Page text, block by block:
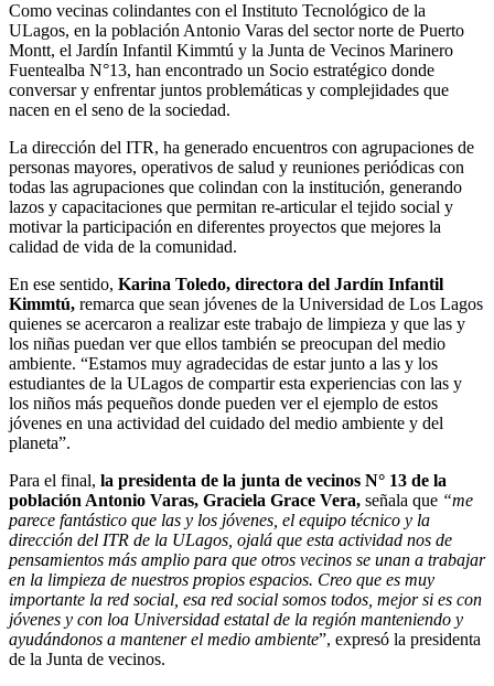
Como vecinas colindantes con el Instituto Tecnológico de la
ULagos, en la población Antonio Varas del sector norte de Puerto
Montt, el Jardín Infantil Kimmtú y la Junta de Vecinos Marinero
Fuentealba N°13, han encontrado un Socio estratégico donde
conversar y enfrentar juntos problemáticas y complejidades que
nacen en el seno de la sociedad.
La dirección del ITR, ha generado encuentros con agrupaciones de
personas mayores, operativos de salud y reuniones periódicas con
todas las agrupaciones que colindan con la institución, generando
lazos y capacitaciones que permitan re-articular el tejido social y
motivar la participación en diferentes proyectos que mejores la
calidad de vida de la comunidad.
En ese sentido, Karina Toledo, directora del Jardín Infantil
Kimmtú, remarca que sean jóvenes de la Universidad de Los Lagos
quienes se acercaron a realizar este trabajo de limpieza y que las y
los niñas puedan ver que ellos también se preocupan del medio
ambiente. “Estamos muy agradecidas de estar junto a las y los
estudiantes de la ULagos de compartir esta experiencias con las y
los niños más pequeños donde pueden ver el ejemplo de estos
jóvenes en una actividad del cuidado del medio ambiente y del
planeta”.
Para el final, la presidenta de la junta de vecinos N° 13 de la
población Antonio Varas, Graciela Grace Vera, señala que “me
parece fantástico que las y los jóvenes, el equipo técnico y la
dirección del ITR de la ULagos, ojalá que esta actividad nos de
pensamientos más amplio para que otros vecinos se unan a trabajar
en la limpieza de nuestros propios espacios. Creo que es muy
importante la red social, esa red social somos todos, mejor si es con
jóvenes y con loa Universidad estatal de la región manteniendo y
ayudándonos a mantener el medio ambiente”, expresó la presidenta
de la Junta de vecinos.